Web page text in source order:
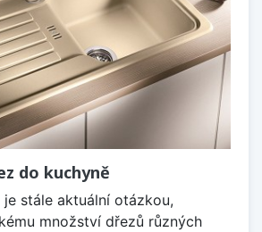
do kuchyně
stále aktuální otázkou,
množství dřezů různých